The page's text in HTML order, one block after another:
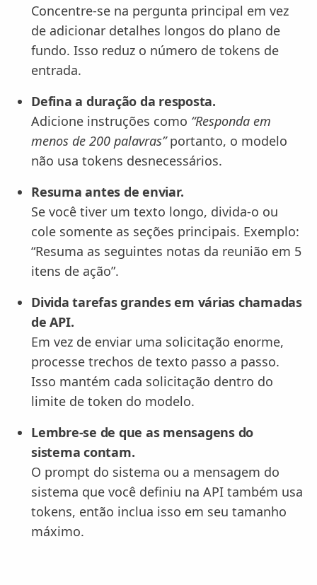
Concentre-se na pergunta principal em vez
de adicionar detalhes longos do plano de
fundo. Isso reduz o número de tokens de
entrada.
Defina a duração da resposta.
Adicione instruções como “Responda em
menos de 200 palavras”portanto, o modelo
não usa tokens desnecessários.
Resuma antes de enviar.
Se você tiver um texto longo, divida-o ou
cole somente as seções principais. Exemplo:
“Resuma as seguintes notas da reunião em 5
itens de ação”.
Divida tarefas grandes em várias chamadas
de API.
Em vez de enviar uma solicitação enorme,
processe trechos de texto passo a passo.
Isso mantém cada solicitação dentro do
limite de token do modelo.
Lembre-se de que as mensagens do
sistema contam.
O prompt do sistema ou a mensagem do
sistema que você definiu na API também usa
tokens, então inclua isso em seu tamanho
máximo.